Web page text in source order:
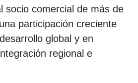
socio comercial de más de
participación creciente
global y en
regional e